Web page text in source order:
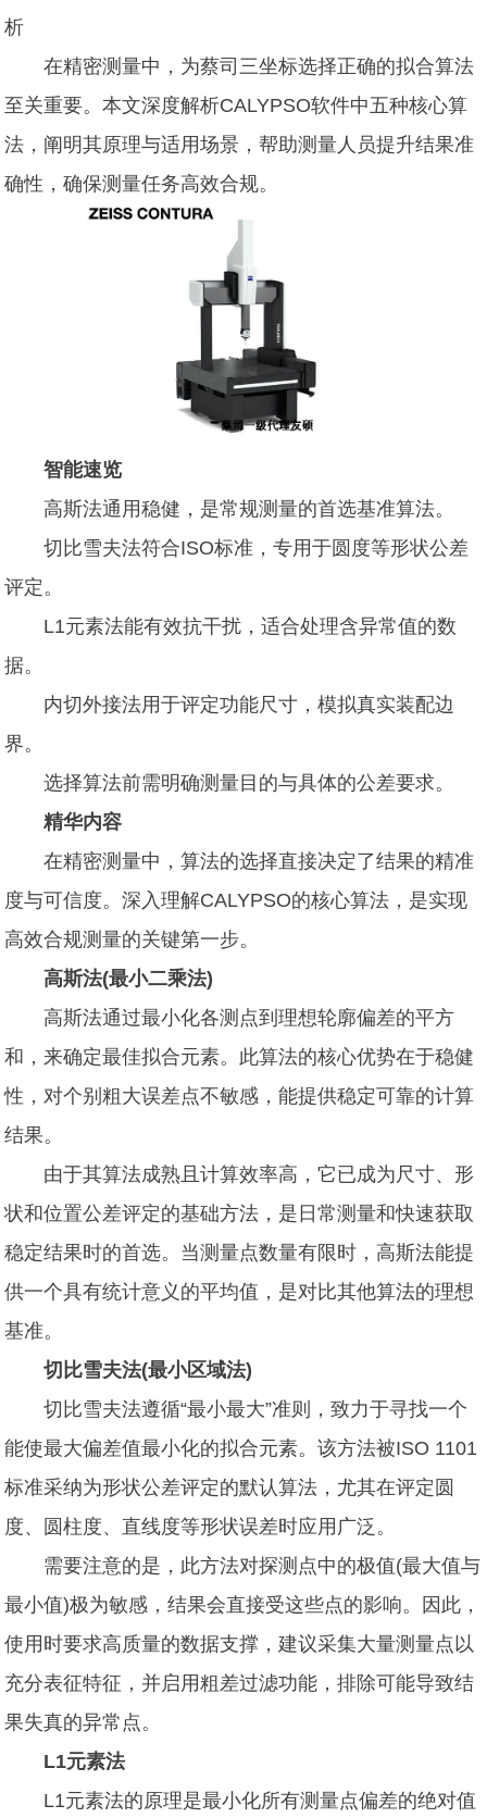
析
在精密测量中，为蔡司三坐标选择正确的拟合算法
至关重要。本文深度解析CALYPSO软件中五种核心算
法，阐明其原理与适用场景，帮助测量人员提升结果准
确性，确保测量任务高效合规。
智能速览
高斯法通用稳健，是常规测量的首选基准算法。
切比雪夫法符合ISO标准，专用于圆度等形状公差
评定。
L1元素法能有效抗干扰，适合处理含异常值的数
据。
内切外接法用于评定功能尺寸，模拟真实装配边
界。
选择算法前需明确测量目的与具体的公差要求。
精华内容
在精密测量中，算法的选择直接决定了结果的精准
度与可信度。深入理解CALYPSO的核心算法，是实现
高效合规测量的关键第一步。
高斯法(最小二乘法)
高斯法通过最小化各测点到理想轮廓偏差的平方
和，来确定最佳拟合元素。此算法的核心优势在于稳健
性，对个别粗大误差点不敏感，能提供稳定可靠的计算
结果。
由于其算法成熟且计算效率高，它已成为尺寸、形
状和位置公差评定的基础方法，是日常测量和快速获取
稳定结果时的首选。当测量点数量有限时，高斯法能提
供一个具有统计意义的平均值，是对比其他算法的理想
基准。
切比雪夫法(最小区域法)
切比雪夫法遵循“最小最大”准则，致力于寻找一个
能使最大偏差值最小化的拟合元素。该方法被ISO 1101
标准采纳为形状公差评定的默认算法，尤其在评定圆
度、圆柱度、直线度等形状误差时应用广泛。
需要注意的是，此方法对探测点中的极值(最大值与
最小值)极为敏感，结果会直接受这些点的影响。因此，
使用时要求高质量的数据支撑，建议采集大量测量点以
充分表征特征，并启用粗差过滤功能，排除可能导致结
果失真的异常点。
L1元素法
L1元素法的原理是最小化所有测量点偏差的绝对值